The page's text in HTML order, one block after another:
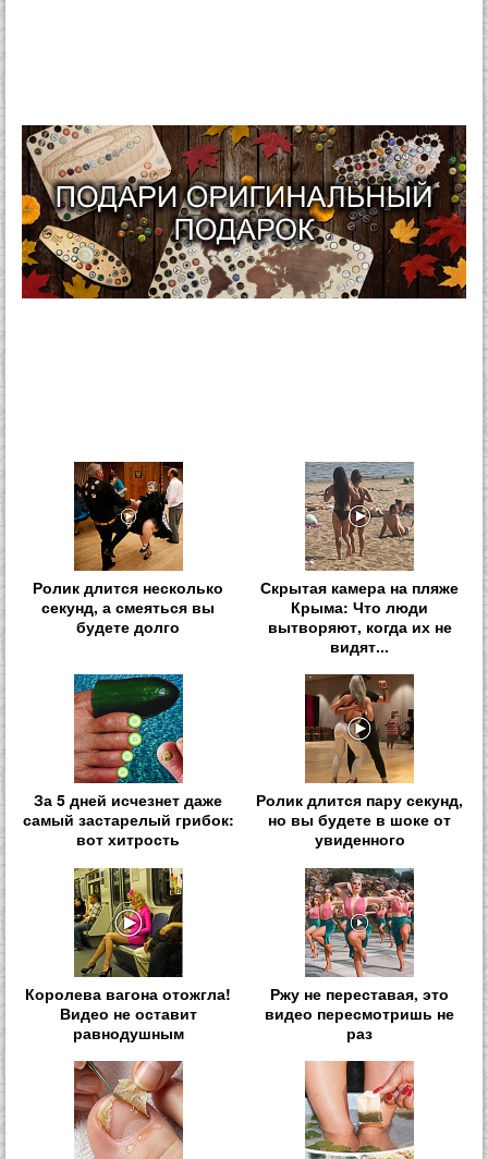
Ролик длится несколько
секунд, а смеяться вы
будете долго
Скрытая камера на пляже
Крыма: Что люди
вытворяют, когда их не
видят...
За 5 дней исчезнет даже
самый застарелый грибок:
вот хитрость
Ролик длится пару секунд,
но вы будете в шоке от
увиденного
Королева вагона отожгла!
Видео не оставит
равнодушным
Ржу не переставая, это
видео пересмотришь не
раз